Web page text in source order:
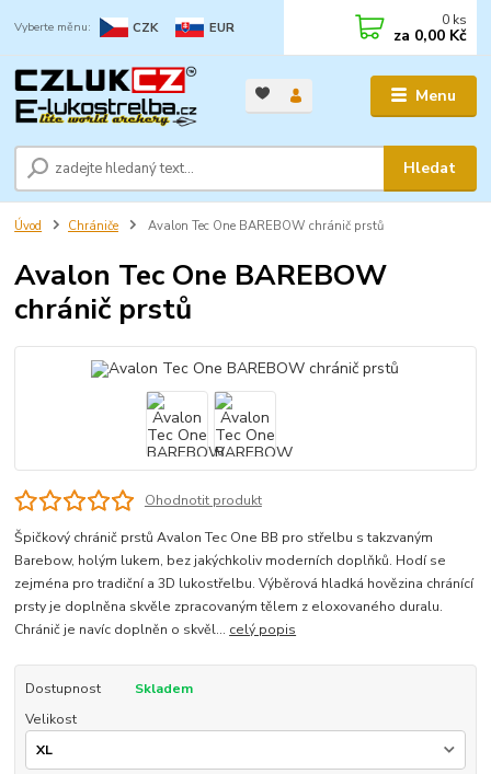
Menu
CZK EUR
Hledat
0 ks
za 0,00 Kč
Úvod Chrániče Avalon Tec One BAREBOW chránič prstů
Avalon Tec One BAREBOW
chránič prstů
Ohodnotit produkt
Špičkový chránič prstů Avalon Tec One BB pro střelbu s takzvaným
Barebow, holým lukem, bez jakýchkoliv moderních doplňků. Hodí se
zejména pro tradiční a 3D lukostřelbu. Výběrová hladká hovězina chránící
prsty je doplněna skvěle zpracovaným tělem z eloxovaného duralu.
Chránič je navíc doplněn o skvěl... celý popis
Dostupnost
Skladem
Velikost